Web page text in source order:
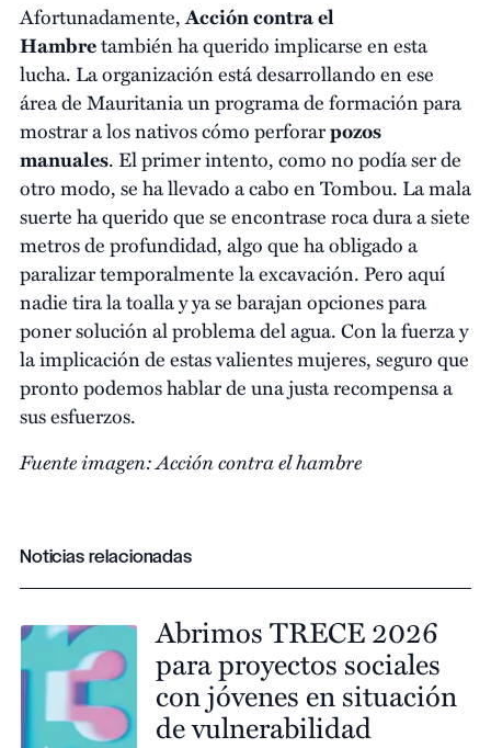
Afortunadamente,Acción contra el
Hambretambién ha querido implicarse en esta
lucha. La organización está desarrollando en ese
área de Mauritania un programa de formación para
mostrar a los nativos cómo perforarpozos
manuales. El primer intento, como no podía ser de
otro modo, se ha llevado a cabo en Tombou. La mala
suerte ha querido que se encontrase roca dura a siete
metros de profundidad, algo que ha obligado a
paralizar temporalmente la excavación. Pero aquí
nadie tira la toalla y ya se barajan opciones para
poner solución al problema del agua. Con la fuerza y
la implicación de estas valientes mujeres, seguro que
pronto podemos hablar de una justa recompensa a
sus esfuerzos.
Fuente imagen: Acción contra el hambre
Noticias relacionadas
Abrimos TRECE 2026
para proyectos sociales
con jóvenes en situación
de vulnerabilidad